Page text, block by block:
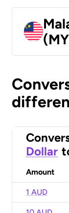
Dollar
Amount
1 AUD